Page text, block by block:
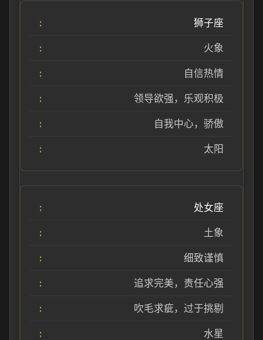
狮子座
火象
自信热情
领导欲强，乐观积极
自我中心，骄傲
太阳
处女座
土象
细致谨慎
追求完美，责任心强
吹毛求疵，过于挑剔
水星